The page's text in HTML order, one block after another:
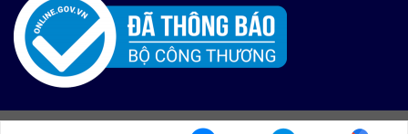
Copyright 2026 ©inoxbaolong.com